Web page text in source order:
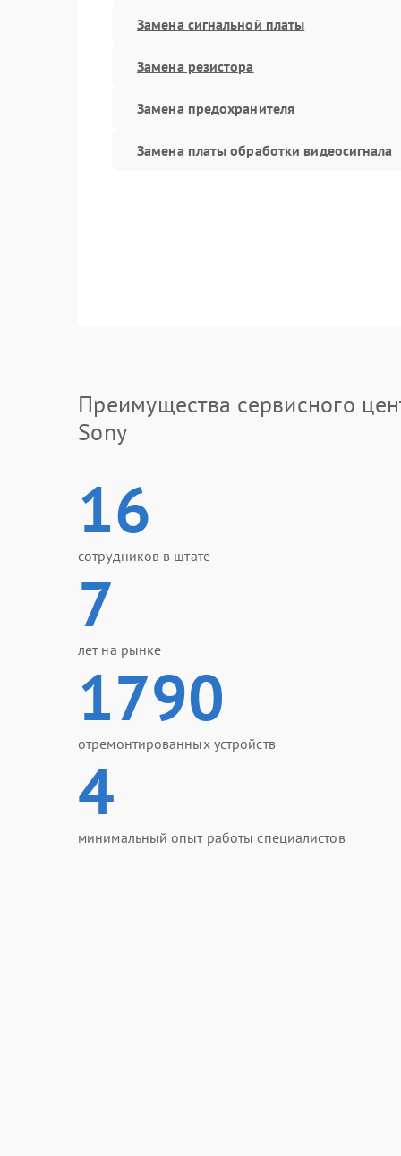
Замена сигнальной платы
Замена резистора
Замена предохранителя
Замена платы обработки видеосигнала
Преимущества сервисного
Sony
16
сотрудников в штате
7
лет на рынке
1790
отремонтированных устройств
4
минимальный опыт работы специалистов